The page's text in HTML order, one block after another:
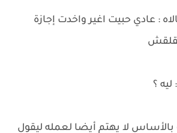
: عادي حبيت اغير واخدت إجازة
؟
لا يهتم أيضا لعمله ليقول